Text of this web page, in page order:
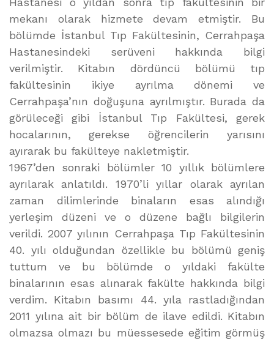
mekanı olarak hizmete devam etmiştir. Bu
bölümde İstanbul Tıp Fakültesinin, Cerrahpaşa
Hastanesindeki serüveni hakkında bilgi
verilmiştir. Kitabın dördüncü bölümü tıp
fakültesinin ikiye ayrılma dönemi ve
Cerrahpaşa’nın doğuşuna ayrılmıştır. Burada da
görüleceği gibi İstanbul Tıp Fakültesi, gerek
hocalarının, gerekse öğrencilerin yarısını
ayırarak bu fakülteye nakletmiştir.
1967’den sonraki bölümler 10 yıllık bölümlere
ayrılarak anlatıldı. 1970’li yıllar olarak ayrılan
zaman dilimlerinde binaların esas alındığı
yerleşim düzeni ve o düzene bağlı bilgilerin
verildi. 2007 yılının Cerrahpaşa Tıp Fakültesinin
40. yılı olduğundan özellikle bu bölümü geniş
tuttum ve bu bölümde o yıldaki fakülte
binalarının esas alınarak fakülte hakkında bilgi
verdim. Kitabın basımı 44. yıla rastladığından
2011 yılına ait bir bölüm de ilave edildi. Kitabın
olmazsa olmazı bu müessesede eğitim görmüş